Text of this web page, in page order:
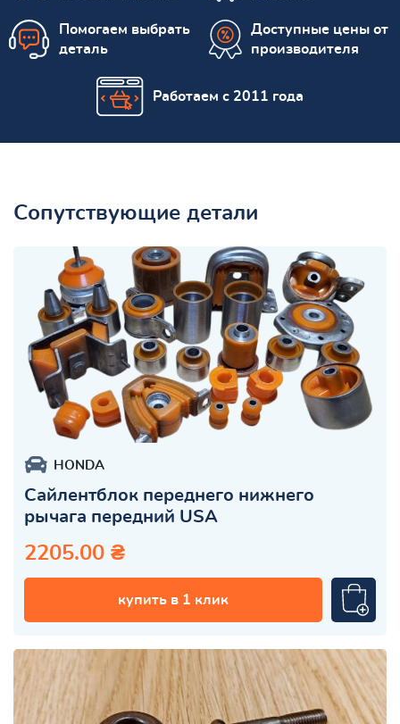
Помогаем выбрать
деталь
Доступные цены от
производителя
Работаем с 2011 года
Сопутствующие детали
HONDA
Сайлентблок переднего нижнего
рычага передний USA
2205.00 ₴
купить в 1 клик